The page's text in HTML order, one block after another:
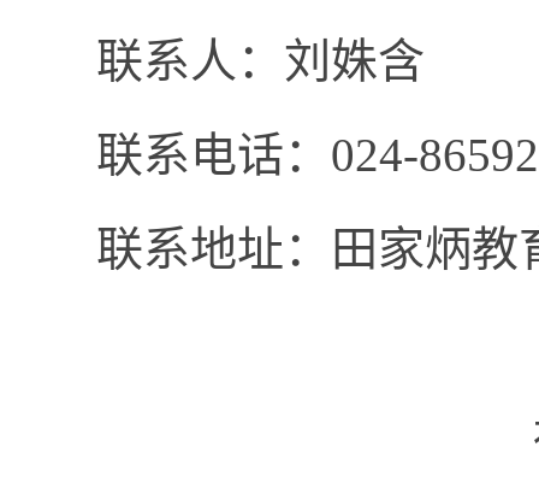
联系人：刘姝含
联系电话： 024-
联系地址：田家炳教
社会学